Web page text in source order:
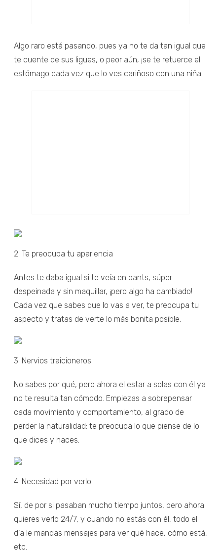
Algo raro está pasando, pues ya no te da tan igual que
te cuente de sus ligues, o peor aún, ¡se te retuerce el
estómago cada vez que lo ves cariñoso con una niña!
2. Te preocupa tu apariencia
Antes te daba igual si te veía en pants, súper
despeinada y sin maquillar, ¡pero algo ha cambiado!
Cada vez que sabes que lo vas a ver, te preocupa tu
aspecto y tratas de verte lo más bonita posible.
3. Nervios traicioneros
No sabes por qué, pero ahora el estar a solas con él ya
no te resulta tan cómodo. Empiezas a sobrepensar
cada movimiento y comportamiento, al grado de
perder la naturalidad; te preocupa lo que piense de lo
que dices y haces.
4. Necesidad por verlo
Sí, de por si pasaban mucho tiempo juntos, pero ahora
quieres verlo 24/7, y cuando no estás con él, todo el
día le mandas mensajes para ver qué hace, cómo está,
etc.